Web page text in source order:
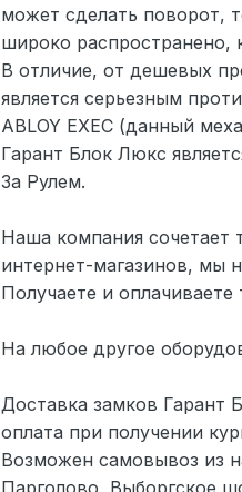
может сделать поворот,
широко распространено,
В отличие, от дешевых
является серьезным
ABLOY EXEC (данный
Гарант Блок Люкс
За Рулем.
Наша компания сочетает
интернет-магазинов, мы
Получаете и
На любое другое
Доставка замков Гарант
оплата при получении
Возможен самовывоз из